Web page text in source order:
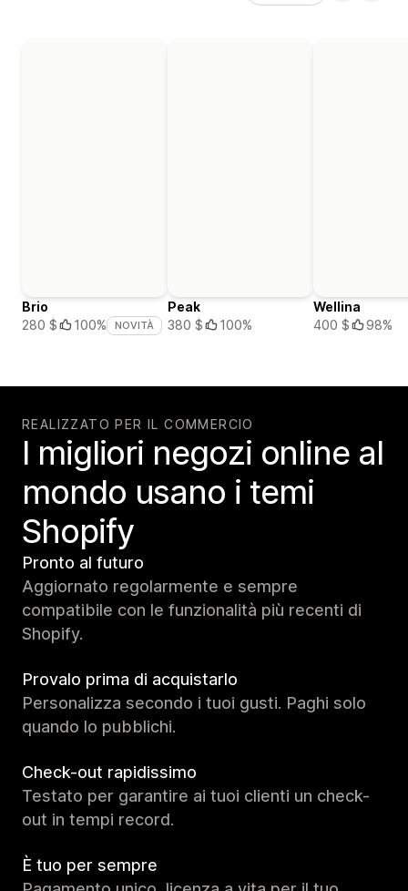
Brio
280 $
100% NOVITÀ
Peak
380 $
100%
Wellina
400 $
98%
REALIZZATO PER IL COMMERCIO
I migliori negozi online al
mondo usano i temi
Shopify
Pronto al futuro
Aggiornato regolarmente e sempre
compatibile con le funzionalità più recenti di
Shopify.
Provalo prima di acquistarlo
Personalizza secondo i tuoi gusti. Paghi solo
quando lo pubblichi.
Check-out rapidissimo
Testato per garantire ai tuoi clienti un check-
out in tempi record.
È tuo per sempre